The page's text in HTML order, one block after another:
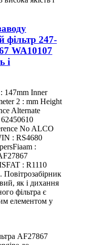
фільтр 247-
WA10107
і
147mm Inner
2 : mm Height
Alternate
No ALCO
: RS4680
:
: R1110
Повітрозабірник
як і дихання
фільтра є
елементом у